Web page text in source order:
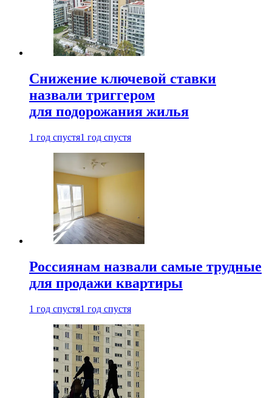
Снижение ключевой ставки
назвали триггером
для подорожания жилья
1 год спустя1 год спустя
Россиянам назвали самые трудные
для продажи квартиры
1 год спустя1 год спустя